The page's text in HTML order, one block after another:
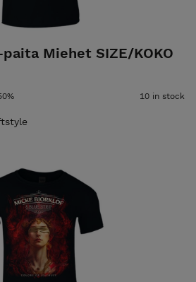
Miehet SIZE/KOKO
10 in stock